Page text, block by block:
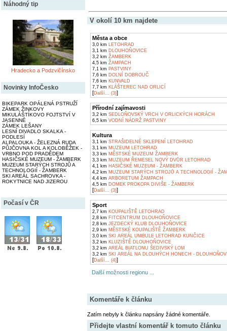
Náhodný tip
Hradecko a Podzvičínsko
Novinky InfoČesko
BIKEPARK OPÁLENÁ PSTRUŽÍ
ZÁMEK ŽINKOVY
MIKULÁŠTÍKOVO FOJTSTVÍ V
JASENNÉ
ZÁMEK LEŠANY
LESNÍ DIVADLO SKALKA -
PODLESÍ
ALPALOUKA - ŽELEZNÁ RUDA
PŮJČOVNA KOL A KOLOBĚŽEK -
VRBNO POD PRADĚDEM
HASIČSKÉ MUZEUM - ŽAMBERK
MUZEUM STARÝCH STROJŮ A
TECHNOLOGIÍ - ŽAMBERK
SKI AREÁL SACHROVKA -
ROKYTNICE NAD JIZEROU
Počasí v ČR
V okolí 10 km najdete
Města a obce
3,0 km LETOHRAD
3,1 km DLOUHOŇOVICE
3,2 km ŽAMBERK
4,5 km ŽAMPACH
7,1 km PASTVINY
7,6 km DOLNÍ DOBROUČ
7,6 km KUNVALD
7,7 km KLÁŠTEREC NAD ORLICÍ
[Další... (3)]
Přírodní zajímavosti
3,2 km SEDLOŇOVSKÝ VRCH V ORLICKÝCH HORÁCH
6,5 km VODNÍ NÁDRŽ PASTVINY
Kultura
3,1 km STRAŠIDELNÉ SKLEPENÍ LETOHRAD
3,1 km MUZEUM LETOHRAD
3,3 km MĚSTSKÉ MUZEUM ŽAMBERK
3,3 km MUZEUM ŘEMESEL NOVÝ DVŮR LETOHRAD
4,1 km HASIČSKÉ MUZEUM - ŽAMBERK
4,2 km MUZEUM STARÝCH STROJŮ A TECHNOLOGIÍ -
4,4 km ARBORETUM ŽAMPACH
4,5 km DOMEK PROKOPA DIVIŠE - ŽAMBERK
[Další... (3)]
Sport
2,7 km KOUPALIŠTĚ LETOHRAD
2,8 km FITCENTRUM DLOUHOŇOVICE
2,8 km JEZDECKÝ KLUB DLOUHOŇOVICE
2,9 km MĚSTSKÉ KOUPALIŠTĚ ŽAMBERK
3,0 km SKI AREÁL UMBULE LETOHRAD KUNČICE
3,2 km KLUZIŠTĚ DLOUHOŇOVICE
3,2 km AREÁL BIATLONU ŠEDIVSKÝ LOM
3,2 km SKI AREÁL NA DLOUHÝCH HONECH -
[Další... (4)]
Další možnosti regionu ...
Komentáře k článku
Zatím nebyly k článku napsány žádné komentáře.
Přidejte vlastní komentář k tomuto článku